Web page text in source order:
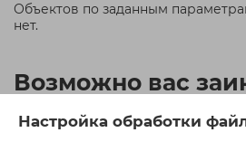
Настройка обработки
Объектов по заданным
нет.
Возможно вас